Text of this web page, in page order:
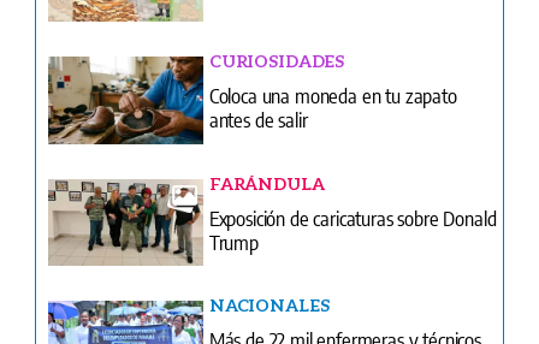
FARÁNDULA
Exposición de caricaturas sobre Donald
Trump
NACIONALES
Más de 22 mil enfermeras y técnicos
siguen en el limbo laboral